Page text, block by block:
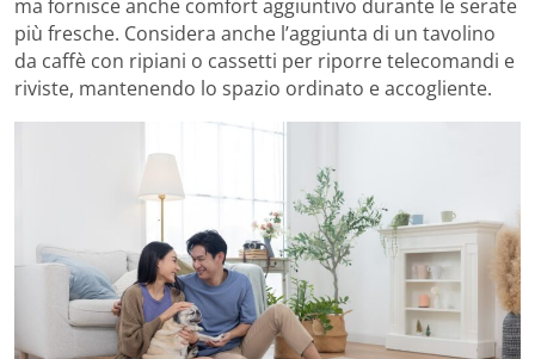
ma fornisce anche comfort aggiuntivo durante le serate
più fresche. Considera anche l’aggiunta di un tavolino
da caffè con ripiani o cassetti per riporre telecomandi e
riviste, mantenendo lo spazio ordinato e accogliente.